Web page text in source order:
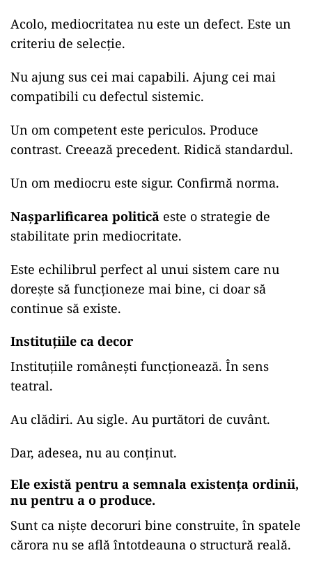
Acolo, mediocritatea nu este un defect. Este un
criteriu de selecție.
Nu ajung sus cei mai capabili. Ajung cei mai
compatibili cu defectul sistemic.
Un om competent este periculos. Produce
contrast. Creează precedent. Ridică standardul.
Un om mediocru este sigur. Confirmă norma.
Nașparlificarea politică este o strategie de
stabilitate prin mediocritate.
Este echilibrul perfect al unui sistem care nu
dorește să funcționeze mai bine, ci doar să
continue să existe.
Instituțiile ca decor
Instituțiile românești funcționează. În sens
teatral.
Au clădiri. Au sigle. Au purtători de cuvânt.
Dar, adesea, nu au conținut.
Ele există pentru a semnala existența ordinii,
nu pentru a o produce.
Sunt ca niște decoruri bine construite, în spatele
cărora nu se află întotdeauna o structură reală.